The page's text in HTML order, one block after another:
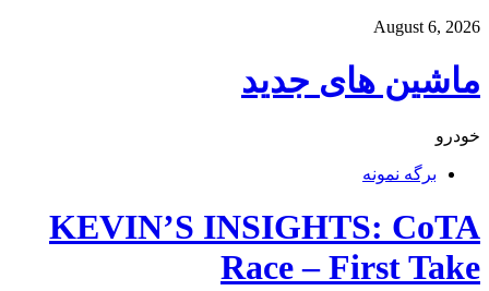
August 6, 2026
ماشین های جدید
خودرو
برگه نمونه
KEVIN’S INSIGHTS: CoTA
Race – First Take